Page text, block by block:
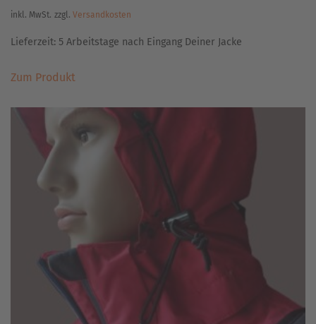
inkl. MwSt. zzgl. Versandkosten
Lieferzeit: 5 Arbeitstage nach Eingang Deiner Jacke
Zum ProduktProdukt
mehrere
Varianten
auf.
auf
Produktseite
gewählt
werden